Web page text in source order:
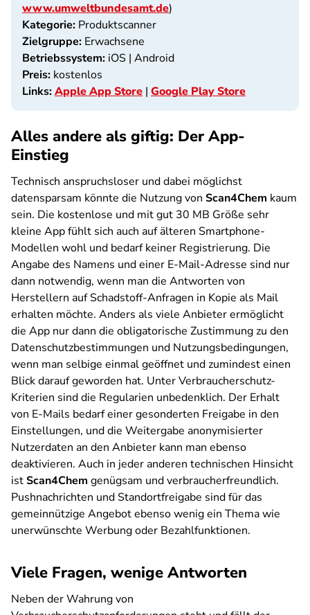
www.umweltbundesamt.de)
Kategorie: Produktscanner
Zielgruppe: Erwachsene
Betriebssystem: iOS | Android
Preis: kostenlos
Links:Apple App Store | Google Play Store
Alles andere als giftig: Der App-
Einstieg
Technisch anspruchsloser und dabei möglichst
datensparsam könnte die Nutzung von Scan4Chem kaum
sein. Die kostenlose und mit gut 30 MB Größe sehr
kleine App fühlt sich auch auf älteren Smartphone-
Modellen wohl und bedarf keiner Registrierung. Die
Angabe des Namens und einer E-Mail-Adresse sind nur
dann notwendig, wenn man die Antworten von
Herstellern auf Schadstoff-Anfragen in Kopie als Mail
erhalten möchte. Anders als viele Anbieter ermöglicht
die App nur dann die obligatorische Zustimmung zu den
Datenschutzbestimmungen und Nutzungsbedingungen,
wenn man selbige einmal geöffnet und zumindest einen
Blick darauf geworden hat. Unter Verbraucherschutz-
Kriterien sind die Regularien unbedenklich. Der Erhalt
von E-Mails bedarf einer gesonderten Freigabe in den
Einstellungen, und die Weitergabe anonymisierter
Nutzerdaten an den Anbieter kann man ebenso
deaktivieren. Auch in jeder anderen technischen Hinsicht
istScan4Chem genügsam und verbraucherfreundlich.
Pushnachrichten und Standortfreigabe sind für das
gemeinnützige Angebot ebenso wenig ein Thema wie
unerwünschte Werbung oder Bezahlfunktionen.
Viele Fragen, wenige Antworten
Neben der Wahrung von